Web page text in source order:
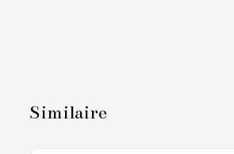
Similaire